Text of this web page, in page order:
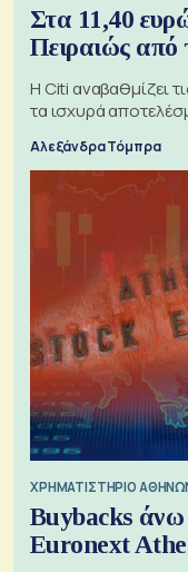
Στα 11,40
Πειραιώς
Η Citi αναβαθμίζει
τα ισχυρά
Αλεξάνδρα Τόμπρα
XΡΗΜΑΤΙΣΤΗΡΙΟ
Buybacks άνω
Euronext